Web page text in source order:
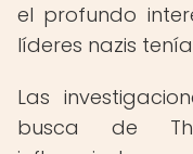
el profundo
líderes nazis
Las
busca de